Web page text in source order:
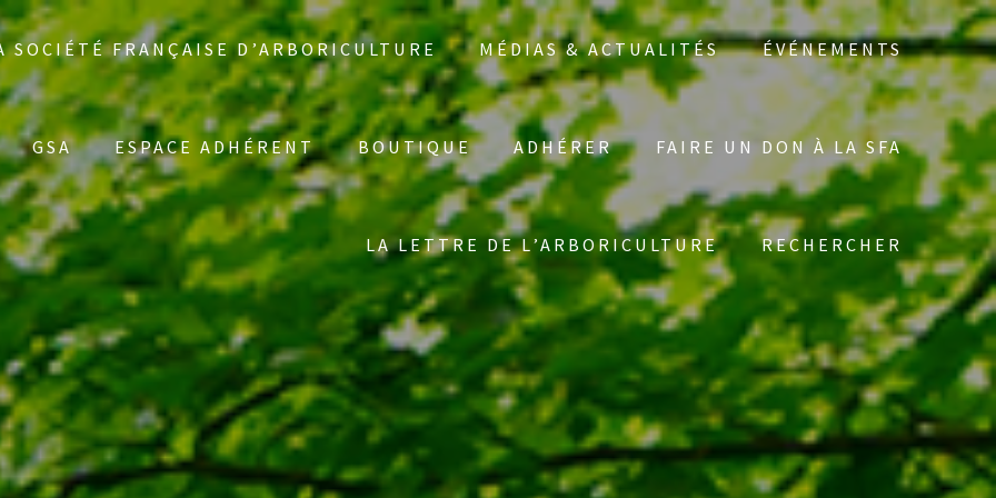
SOCIÉTÉ FRANÇAISE D’ARBORICULTURE MÉDIAS & ACTUALITÉS ÉVÉNEMENTS
GSA ESPACE ADHÉRENT BOUTIQUE ADHÉRER FAIRE UN DON À LA SFA
LA LETTRE DE L’ARBORICULTURE RECHERCHER
Search
for: